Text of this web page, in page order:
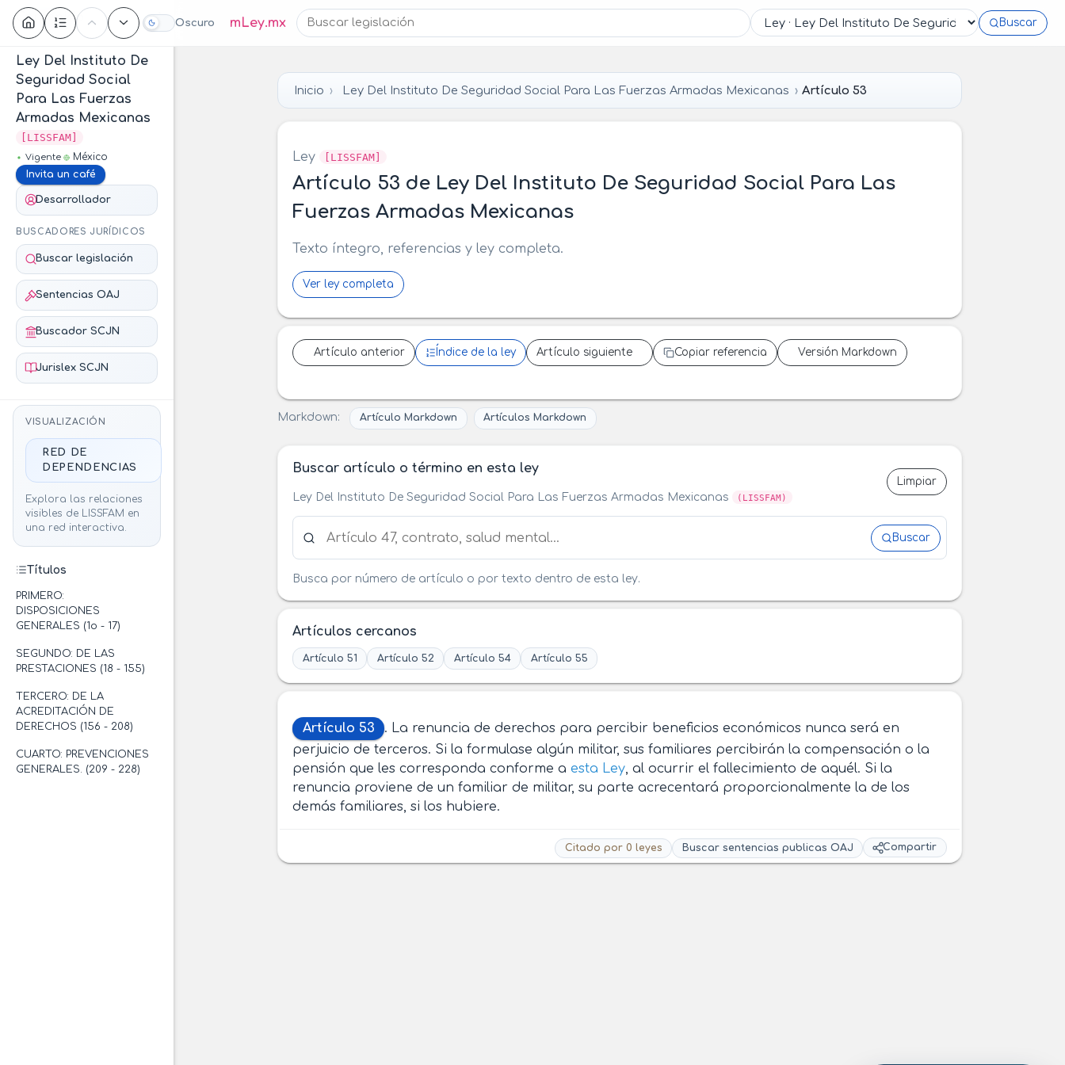
Oscuro mLey.mx Buscar
Contenido
Ley Del Instituto De
Seguridad Social
Para Las Fuerzas
Armadas Mexicanas
[LISSFAM]
Vigente
México
Invita un café
Desarrollador
BUSCADORES JURÍDICOS
Buscar legislación
Sentencias OAJ
Buscador SCJN
Jurislex SCJN
VISUALIZACIÓN
RED DE
DEPENDENCIAS
Explora las relaciones
visibles de LISSFAM en
una red interactiva.
Títulos
PRIMERO:
DISPOSICIONES
GENERALES (1o - 17)
SEGUNDO: DE LAS
PRESTACIONES (18 - 155)
TERCERO: DE LA
ACREDITACIÓN DE
DERECHOS (156 - 208)
CUARTO: PREVENCIONES
GENERALES. (209 - 228)
Inicio Ley Del Instituto De Seguridad Social Para Las Fuerzas Armadas Mexicanas Artículo 53
Ley [LISSFAM]
Artículo 53 de Ley Del Instituto De Seguridad Social Para Las
Fuerzas Armadas Mexicanas
Texto íntegro, referencias y ley completa.
Ver ley completa
Artículo anterior Índice de la ley Artículo siguiente Copiar referencia Versión Markdown
Markdown: Artículo Markdown Artículos Markdown
Buscar artículo o término en esta ley
Ley Del Instituto De Seguridad Social Para Las Fuerzas Armadas Mexicanas (LISSFAM)
Limpiar
Buscar
Busca por número de artículo o por texto dentro de esta ley.
Artículos cercanos
Artículo 51 Artículo 52 Artículo 54 Artículo 55
Artículo 53
. La renuncia de derechos para percibir beneficios económicos nunca será en
perjuicio de terceros. Si la formulase algún militar, sus familiares percibirán la compensación o la
pensión que les corresponda conforme aesta Ley, al ocurrir el fallecimiento de aquél. Si la
renuncia proviene de un familiar de militar, su parte acrecentará proporcionalmente la de los
demás familiares, si los hubiere.
Citado por 0 leyes Buscar sentencias publicas OAJ Compartir